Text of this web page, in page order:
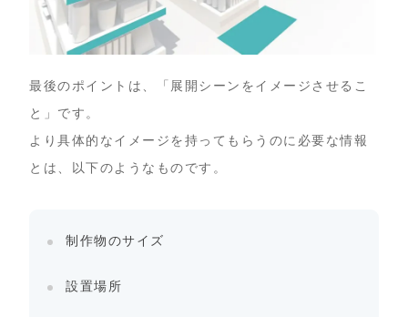
最後のポイントは、「展開シーンをイメージさせるこ
と」です。
より具体的なイメージを持ってもらうのに必要な情報
とは、以下のようなものです。
制作物のサイズ
設置場所